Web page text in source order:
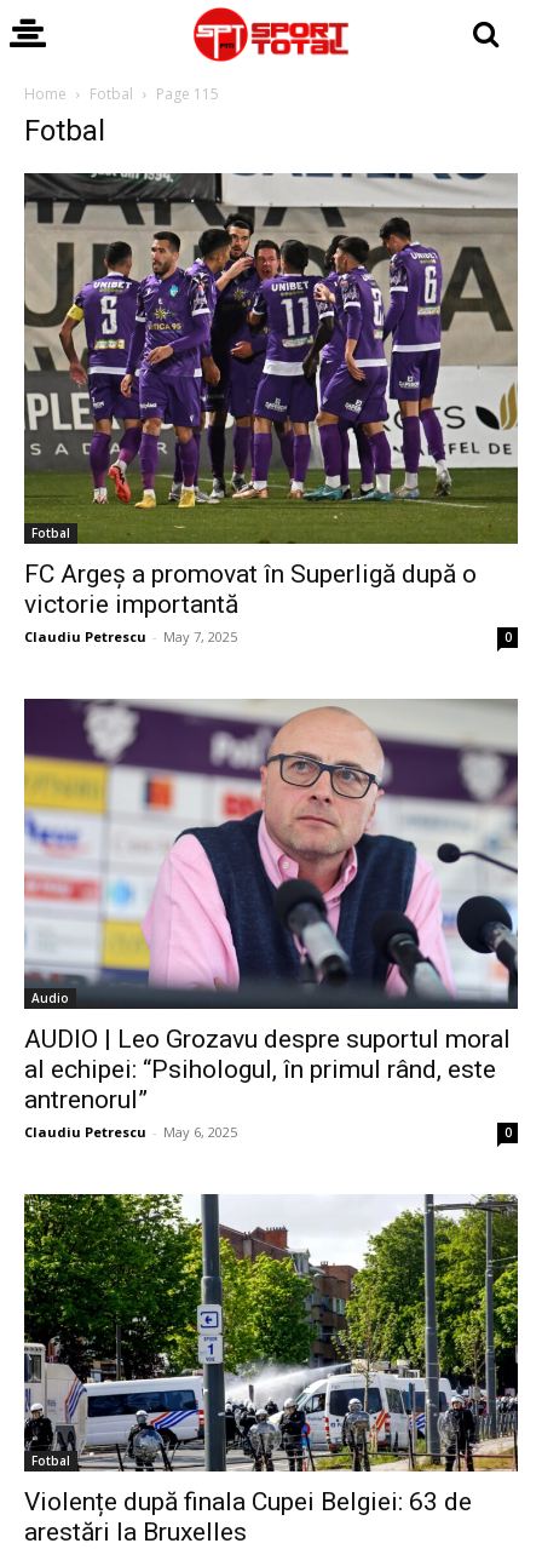
Home Fotbal Page 115
Fotbal
Fotbal
FC Argeș a promovat în Superligă după o
victorie importantă
Claudiu Petrescu - May 7, 2025 0
Audio
AUDIO | Leo Grozavu despre suportul moral
al echipei: “Psihologul, în primul rând, este
antrenorul”
Claudiu Petrescu - May 6, 2025 0
Fotbal
Violențe după finala Cupei Belgiei: 63 de
arestări la Bruxelles